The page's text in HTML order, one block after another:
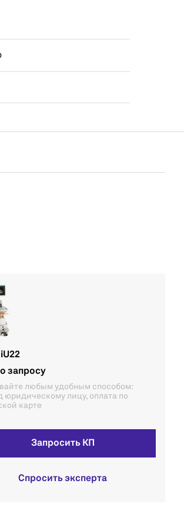
запросу
любым удобным способом:
юридическому лицу, оплата по
карте
Запросить КП
Спросить эксперта